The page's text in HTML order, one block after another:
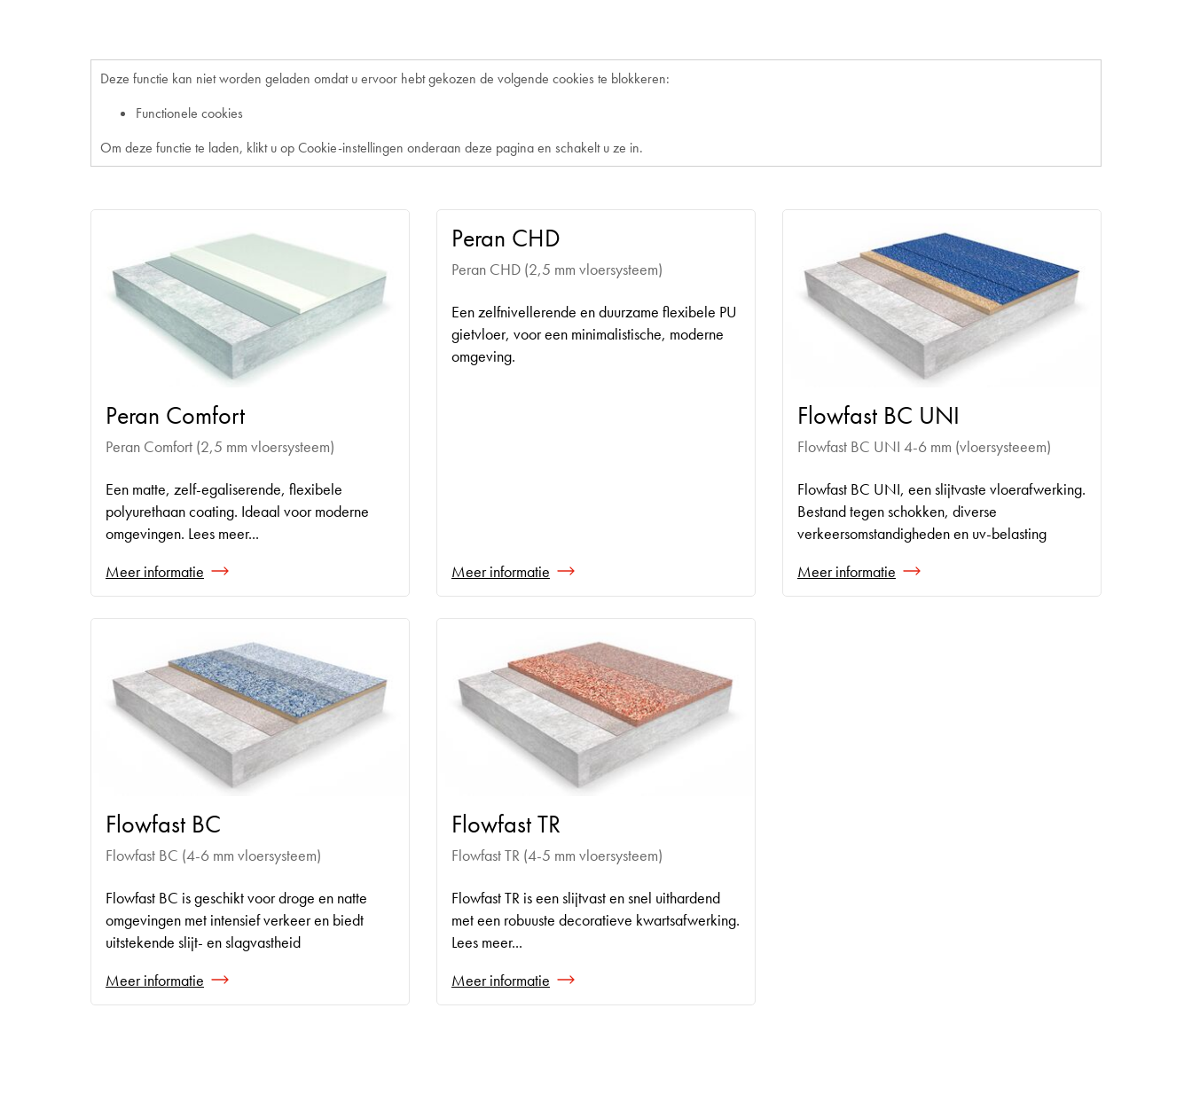
Deze functie kan niet worden geladen omdat u ervoor hebt gekozen de volgende cookies te blokkeren:
Functionele cookies
Om deze functie te laden, klikt u op Cookie-instellingen onderaan deze pagina en schakelt u ze in.
Peran Comfort
Peran Comfort (2,5 mm vloersysteem)
Een matte, zelf-egaliserende, flexibele
polyurethaan coating. Ideaal voor moderne
omgevingen. Lees meer...
Meer informatie
Peran CHD
Peran CHD (2,5 mm vloersysteem)
Een zelfnivellerende en duurzame flexibele PU
gietvloer, voor een minimalistische, moderne
omgeving.
Meer informatie
Flowfast BC UNI
Flowfast BC UNI 4-6 mm (vloersysteeem)
Flowfast BC UNI, een slijtvaste vloerafwerking.
Bestand tegen schokken, diverse
verkeersomstandigheden en uv-belasting
Meer informatie
Flowfast BC
Flowfast BC (4-6 mm vloersysteem)
Flowfast BC is geschikt voor droge en natte
omgevingen met intensief verkeer en biedt
uitstekende slijt- en slagvastheid
Meer informatie
Flowfast TR
Flowfast TR (4-5 mm vloersysteem)
Flowfast TR is een slijtvast en snel uithardend
met een robuuste decoratieve kwartsafwerking.
Lees meer...
Meer informatie